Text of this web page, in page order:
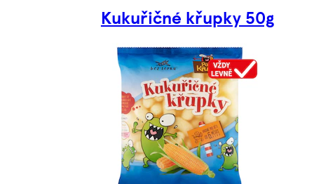
Kukuřičné křupky 50g